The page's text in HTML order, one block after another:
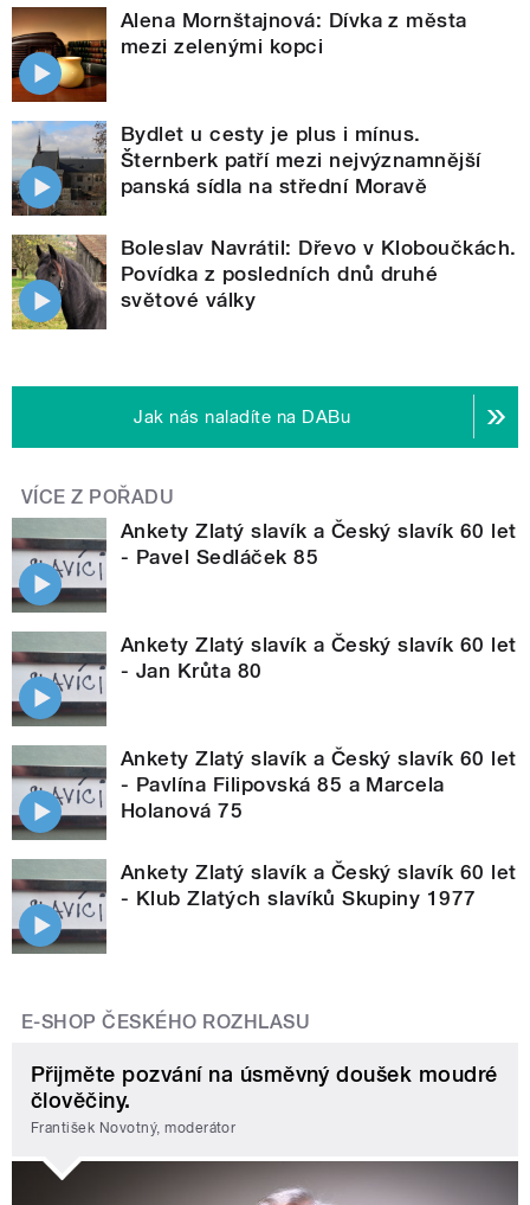
Alena Mornštajnová: Dívka z města
mezi zelenými kopci
Bydlet u cesty je plus i mínus.
Šternberk patří mezi nejvýznamnější
panská sídla na střední Moravě
Boleslav Navrátil: Dřevo v Kloboučkách.
Povídka z posledních dnů druhé
světové války
Jak nás naladíte na DABu
VÍCE Z POŘADU
Ankety Zlatý slavík a Český slavík 60 let
- Pavel Sedláček 85
Ankety Zlatý slavík a Český slavík 60 let
- Jan Krůta 80
Ankety Zlatý slavík a Český slavík 60 let
- Pavlína Filipovská 85 a Marcela
Holanová 75
Ankety Zlatý slavík a Český slavík 60 let
- Klub Zlatých slavíků Skupiny 1977
E-SHOP ČESKÉHO ROZHLASU
Přijměte pozvání na úsměvný doušek moudré
člověčiny.
František Novotný, moderátor